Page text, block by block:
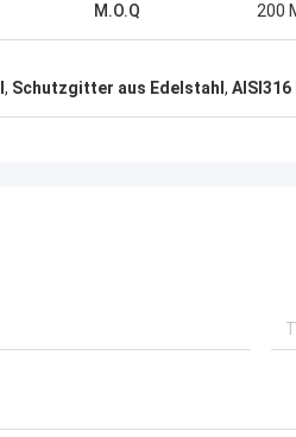
M.O.Q 200
, Schutzgitter aus Edelstahl ,